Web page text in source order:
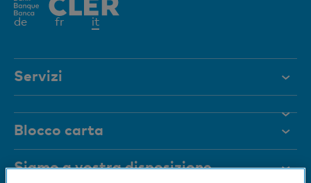
de fr itElemento
Servizi
Documenti
Rivista
Blocco carta
Siamo a vostra disposizione